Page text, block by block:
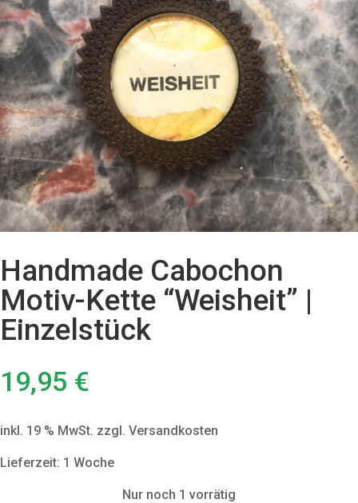
Handmade Cabochon
Motiv-Kette “Weisheit” |
Einzelstück
19,95 €
inkl. 19 % MwSt. zzgl. Versandkosten
Lieferzeit: 1 Woche
Nur noch 1 vorrätig